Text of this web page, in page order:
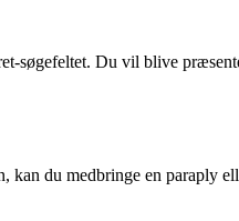
søgefeltet. Du vil blive
du medbringe en paraply